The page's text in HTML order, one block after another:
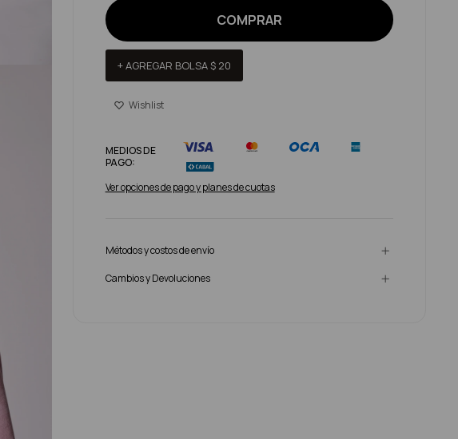
COMPRAR
+ AGREGAR BOLSA$ 20
MEDIOS DE
PAGO:
Ver opciones de pago y planes de cuotas
Métodos y costos de envío
Cambios y Devoluciones